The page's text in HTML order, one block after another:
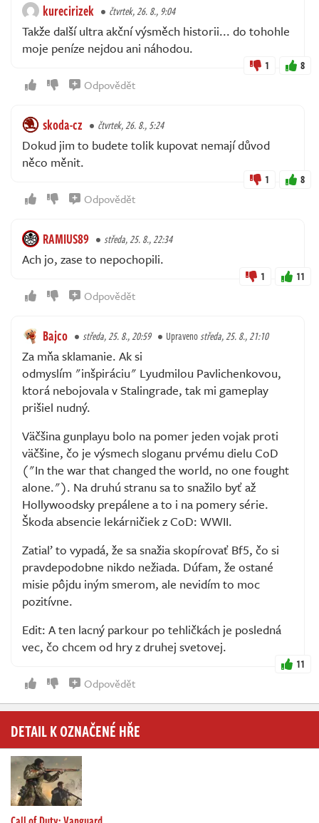
kurecirizek čtvrtek, 26. 8., 9:04
Takže další ultra akční výsměch historii... do tohohle
moje peníze nejdou ani náhodou.
1 8
Odpovědět
skoda-cz čtvrtek, 26. 8., 5:24
Dokud jim to budete tolik kupovat nemají důvod
něco měnit.
1 8
Odpovědět
RAMIUS89 středa, 25. 8., 22:34
Ach jo, zase to nepochopili.
1 11
Odpovědět
Bajco středa, 25. 8., 20:59 Upravenostředa, 25. 8., 21:10
Za mňa sklamanie. Ak si
odmyslím "inšpiráciu" Lyudmilou Pavlichenkovou,
ktorá nebojovala v Stalingrade, tak mi gameplay
prišiel nudný.
Väčšina gunplayu bolo na pomer jeden vojak proti
väčšine, čo je výsmech sloganu prvému dielu CoD
("In the war that changed the world, no one fought
alone."). Na druhú stranu sa to snažilo byť až
Hollywoodsky prepálene a to i na pomery série.
Škoda absencie lekárničiek z CoD: WWII.
Zatiaľ to vypadá, že sa snažia skopírovať Bf5, čo si
pravdepodobne nikdo nežiada. Dúfam, že ostané
misie pôjdu iným smerom, ale nevidím to moc
pozitívne.
Edit: A ten lacný parkour po tehličkách je posledná
vec, čo chcem od hry z druhej svetovej.
11
Odpovědět
DETAIL K OZNAČENÉ HŘE